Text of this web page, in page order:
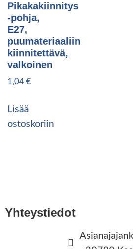
Pikakakiinnitys
-pohja,
E27,
puumateriaaliin
kiinnitettävä,
valkoinen
1,04 €
Lisää
ostoskoriin
Yhteystiedot